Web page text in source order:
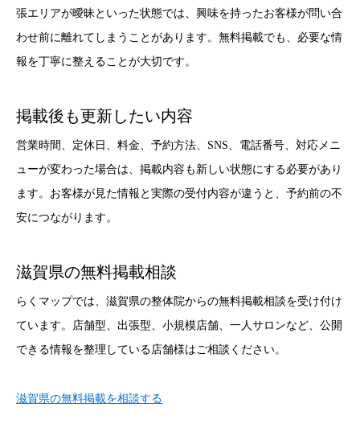
張エリアが曖昧といった状態では、興味を持ったお客様が問い合
わせ前に離れてしまうことがあります。無料掲載でも、必要な情
報を丁寧に整えることが大切です。
掲載後も更新したい内容
営業時間、定休日、料金、予約方法、SNS、電話番号、対応メニ
ューが変わった場合は、掲載内容も新しい状態にする必要があり
ます。お客様が見た情報と実際の受付内容が違うと、予約前の不
安につながります。
滋賀県の無料掲載相談
らくマップでは、滋賀県の整体院からの無料掲載相談を受け付け
ています。店舗型、出張型、小規模店舗、一人サロンなど、公開
できる情報を整理している店舗様はご相談ください。
滋賀県の無料掲載を相談する